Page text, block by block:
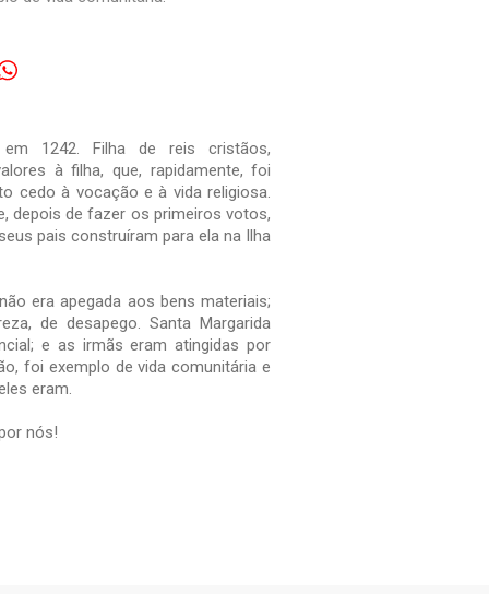
1242. Filha de reis cristãos,
à filha, que, rapidamente, foi
cedo à vocação e à vida religiosa.
depois de fazer os primeiros votos,
pais construíram para ela na Ilha
era apegada aos bens materiais;
de desapego. Santa Margarida
e as irmãs eram atingidas por
foi exemplo de vida comunitária e
eram.
nós!